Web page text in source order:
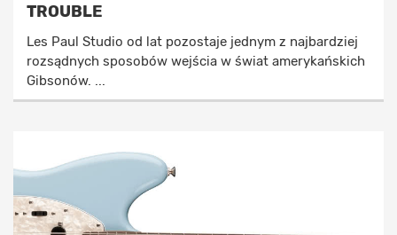
TROUBLE
Les Paul Studio od lat pozostaje jednym z najbardziej
rozsądnych sposobów wejścia w świat amerykańskich
Gibsonów. ...